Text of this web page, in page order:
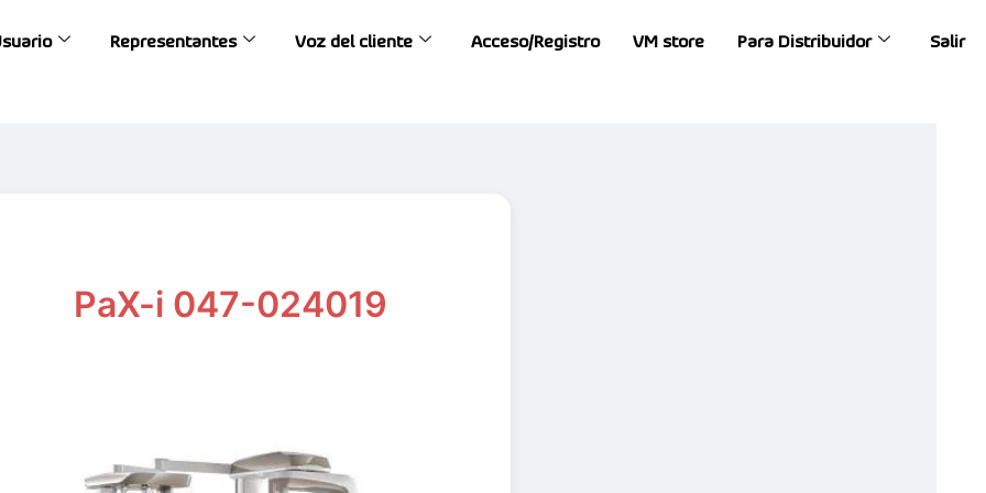
Representantes Voz del cliente Acceso/Registro VM store Para Distribuidor Salir
PaX-i 047-024019